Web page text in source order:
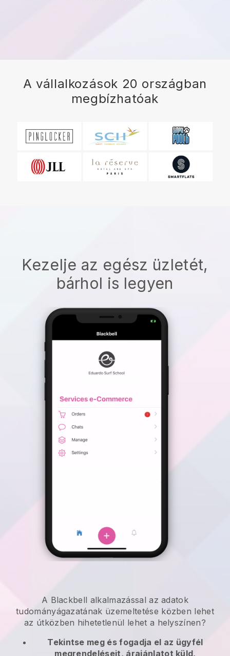
A vállalkozások 20 országban
megbízhatóak
Kezelje az egész üzletét,
bárhol is legyen
A Blackbell alkalmazássalaz adatok
tudományágazatának üzemeltetése közben lehet
az útközben hihetetlenül lehet a helyszínen?
Tekintse meg és fogadja el az ügyfél
megrendeléseit, árajánlatot küld,